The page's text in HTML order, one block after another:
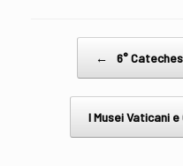
← 6°
I Musei Vaticani